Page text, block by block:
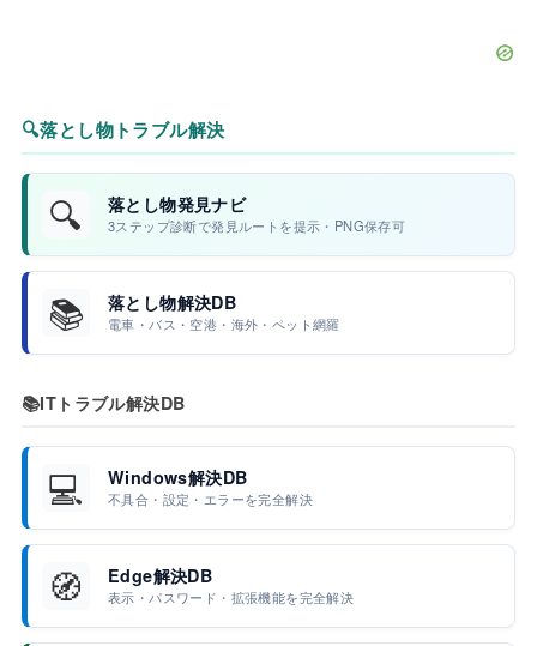
🔍落とし物トラブル解決
🔍 落とし物発見ナビ
3ステップ診断で発見ルートを提示・PNG保存可
📚 落とし物解決DB
電車・バス・空港・海外・ペット網羅
📚ITトラブル解決DB
💻 Windows解決DB
不具合・設定・エラーを完全解決
🧭 Edge解決DB
表示・パスワード・拡張機能を完全解決